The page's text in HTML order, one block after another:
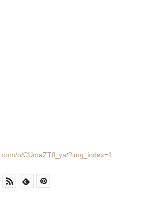
p/CUmaZTfl_ya/?img_index=1